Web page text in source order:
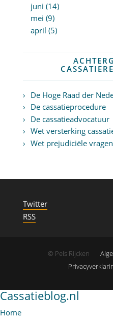
juni (14)
mei (9)
april (5)
De Hoge Raad der
De cassatieprocedure
De cassatieadvocatuur
Wet versterking
Wet prejudiciële
Twitter
RSS
© Pels Rijcken
Cassatieblog.nl
Home